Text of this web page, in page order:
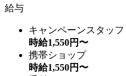
給与
キャンペーンスタッフ
時給1,550円〜
携帯ショップ
時給1,550円〜